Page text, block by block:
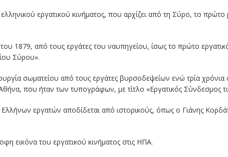
εργατικού κινήματος, που αρχίζει από τη Σύρο, το πρώτο
1879, από τους εργάτες του ναυπηγείου, ίσως το πρώτο
Σύρου».
σωματείου από τους εργάτες βυρσοδεψείων ενώ τρία χρόνια
που ήταν των τυπογράφων, με τίτλο «Εργατικός
εργατών αποδίδεται από ιστορικούς, όπως ο Γιάνης
εικόνα του εργατικού κινήματος στις ΗΠΑ.